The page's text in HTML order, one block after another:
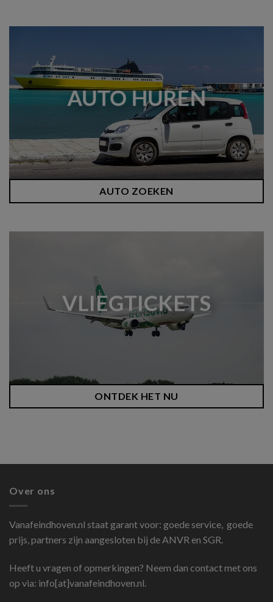
AUTO HUREN
AUTO ZOEKEN
VLIEGTICKETS
ONTDEK HET NU
Over ons
Vanafeindhoven.nl staat garant voor: goede service, goede
prijs, partners zijn aangesloten bij de ANVR en SGR.
Heeft u vragen of opmerkingen? Neem dan contact met ons
op via: info[at]vanafeindhoven.nl.